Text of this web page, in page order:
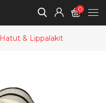
0
Hatut & Lippalakit